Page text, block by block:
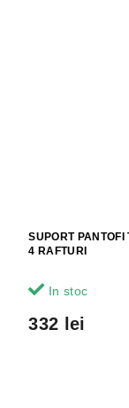
SUPORT
4 RAFTURI
In stoc
332 lei